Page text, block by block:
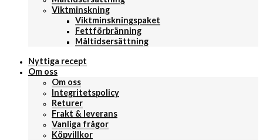
Viktminskning
Viktminskningspaket
Fettförbränning
Måltidsersättning
Nyttiga recept
Om oss
Om oss
Integritetspolicy
Returer
Frakt & leverans
Vanliga frågor
Köpvillkor